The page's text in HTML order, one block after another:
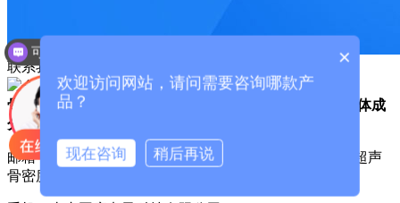
联系我们
全国免费客服电话 13616324057
骨密度仪_骨密度检测仪品牌哪家好_中医体质辨识仪_人体成
分分析仪生产厂家-山东国康
邮箱：欢迎光临山东国康电子科技有限公司:骨密度仪、超声
骨密度仪、医用骨密度检测仪器生产厂家
×
欢迎访问网站，请问需要咨询哪款产
品？
现在咨询 稍后再说